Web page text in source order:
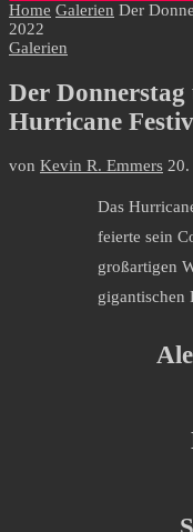
Home Galerien Der
2022
Galerien
Der
Hurricane
von Kevin R. Emmers 20.
Das
feierte sein
großartigen
gigantischen